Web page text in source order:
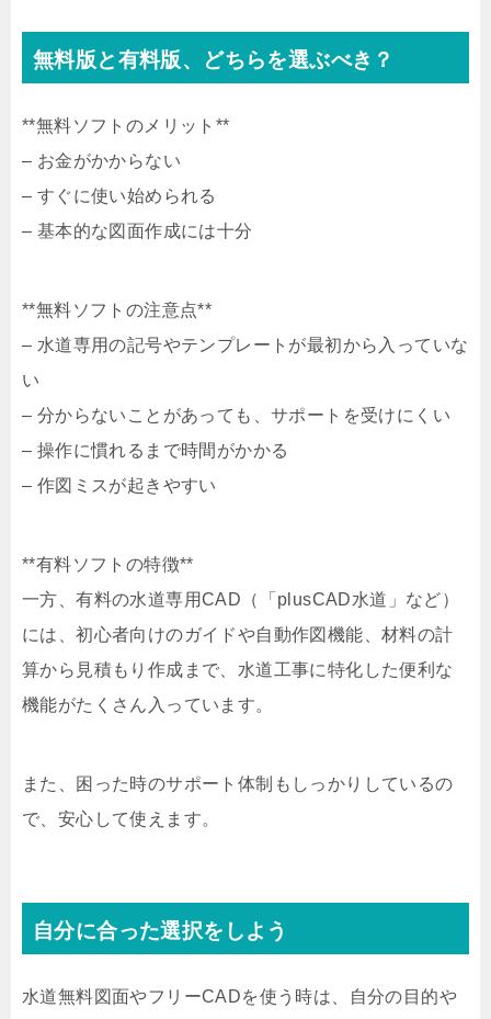
無料版と有料版、どちらを選ぶべき？
**無料ソフトのメリット**
– お金がかからない
– すぐに使い始められる
– 基本的な図面作成には十分
**無料ソフトの注意点**
– 水道専用の記号やテンプレートが最初から入っていな
い
– 分からないことがあっても、サポートを受けにくい
– 操作に慣れるまで時間がかかる
– 作図ミスが起きやすい
**有料ソフトの特徴**
一方、有料の水道専用CAD（「plusCAD水道」など）
には、初心者向けのガイドや自動作図機能、材料の計
算から見積もり作成まで、水道工事に特化した便利な
機能がたくさん入っています。
また、困った時のサポート体制もしっかりしているの
で、安心して使えます。
自分に合った選択をしよう
水道無料図面やフリーCADを使う時は、自分の目的や